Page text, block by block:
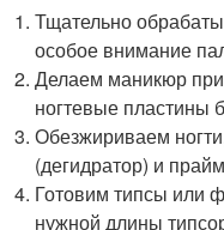
Тщательно
особое внимание
Делаем маникюр
ногтевые пластины
Обезжириваем
(дегидратор) и
Готовим типсы или
нужной длины